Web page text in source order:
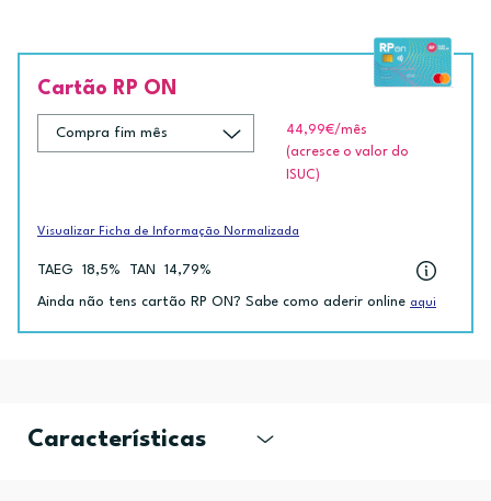
Cartão RP ON
44,99€/mês
(acresce o valor do
ISUC)
Visualizar Ficha de Informação Normalizada
TAEG 18,5% TAN 14,79%
Ainda não tens cartão RP ON? Sabe como aderir online aqui
Características